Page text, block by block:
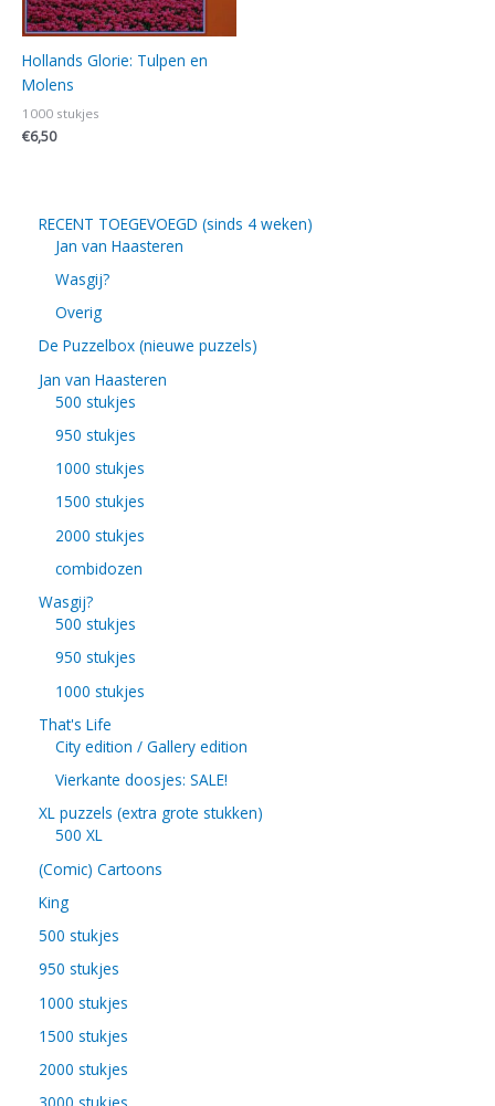
Hollands Glorie: Tulpen en
Molens
1000 stukjes
€6,50
RECENT TOEGEVOEGD (sinds 4 weken)
Jan van Haasteren
Wasgij?
Overig
De Puzzelbox (nieuwe puzzels)
Jan van Haasteren
500 stukjes
950 stukjes
1000 stukjes
1500 stukjes
2000 stukjes
combidozen
Wasgij?
500 stukjes
950 stukjes
1000 stukjes
That's Life
City edition / Gallery edition
Vierkante doosjes: SALE!
XL puzzels (extra grote stukken)
500 XL
(Comic) Cartoons
King
500 stukjes
950 stukjes
1000 stukjes
1500 stukjes
2000 stukjes